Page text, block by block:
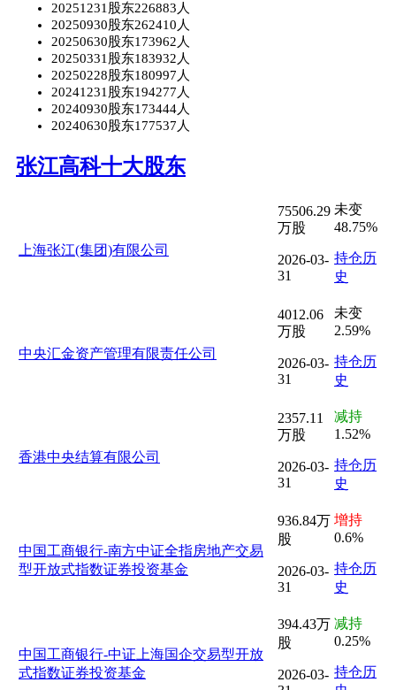
20251231股东226883人
20250930股东262410人
20250630股东173962人
20250331股东183932人
20250228股东180997人
20241231股东194277人
20240930股东173444人
20240630股东177537人
张江高科十大股东
上海张江(集团)有限公司
75506.29
万股
2026-03-
31
未变
48.75%
持仓历
史
中央汇金资产管理有限责任公司
4012.06
万股
2026-03-
31
未变
2.59%
持仓历
史
香港中央结算有限公司
2357.11
万股
2026-03-
31
减持
1.52%
持仓历
史
中国工商银行-南方中证全指房地产交易
型开放式指数证券投资基金
936.84万
股
2026-03-
31
增持
0.6%
持仓历
史
中国工商银行-中证上海国企交易型开放
式指数证券投资基金
394.43万
股
2026-03-
减持
0.25%
持仓历